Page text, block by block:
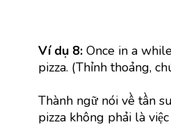
Ví dụ 8: Once in a
pizza. (Thỉnh thoảng,
Thành ngữ nói về tần
pizza không phải là